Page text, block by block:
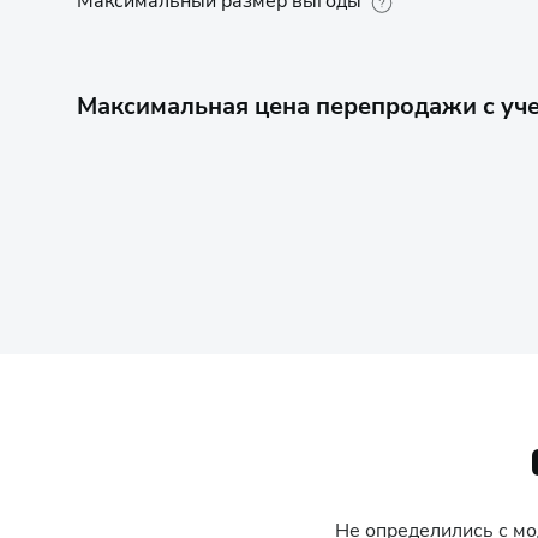
Максимальная цена перепродажи с
Не определились с